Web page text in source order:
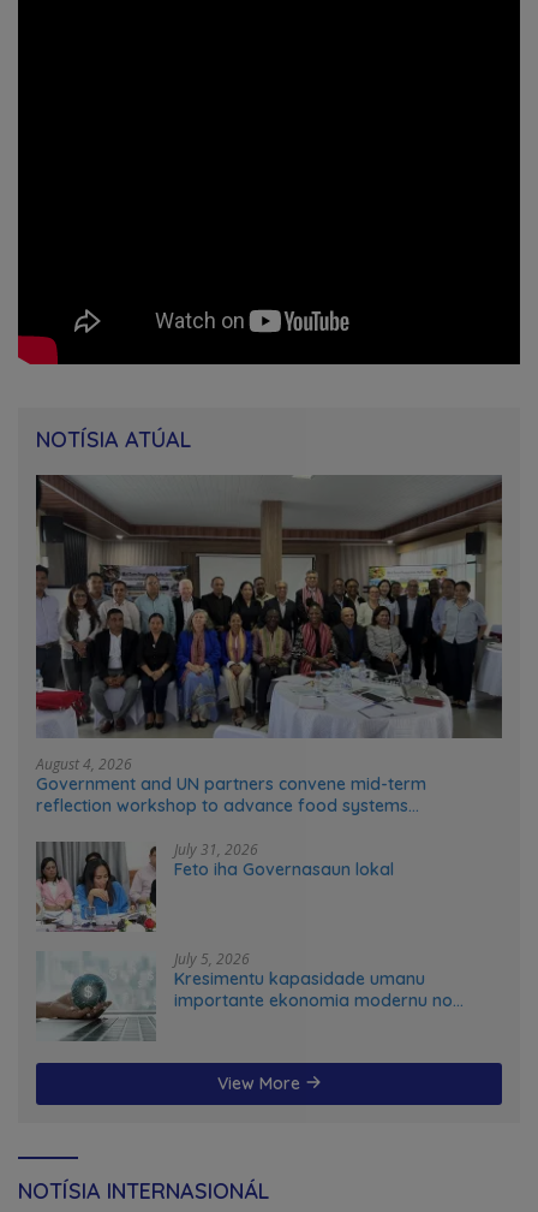
NOTÍSIA ATÚAL
August 4, 2026
Government and UN partners convene mid-term
reflection workshop to advance food systems
July 31, 2026
Feto iha Governasaun lokal
July 5, 2026
Kresimentu kapasidade umanu
importante ekonomia modernu no
View More
NOTÍSIA INTERNASIONÁL